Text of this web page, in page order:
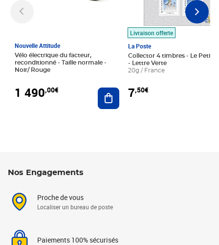
Nouvelle Attitude
Vélo électrique du facteur,
reconditionné - Taille normale -
Noir/ Rouge
1 490,00€ Ajouter au panier
Livraison offerte
La Poste
Collector 4 timbres - Le Petit
- Lettre Verte
20g / France
7,50€
Nos Engagements
Proche de vous
Localiser un bureau de poste
Paiements 100% sécurisés